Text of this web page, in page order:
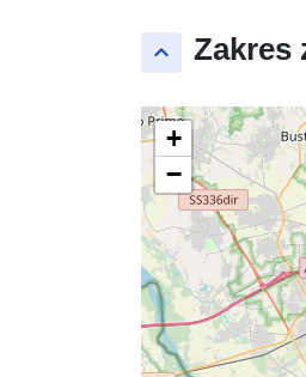
keyboard_arrow_up Zakres
+
−